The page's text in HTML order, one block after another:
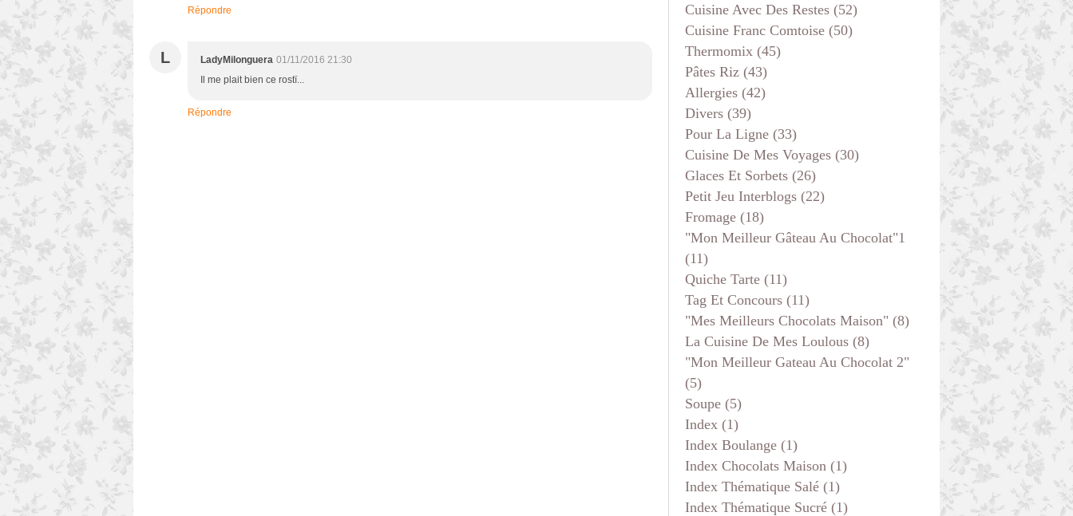
Répondre
L LadyMilonguera 01/11/2016 21:30
Il me plait bien ce rostï...
Répondre
Cuisine Avec Des Restes (52)
Cuisine Franc Comtoise (50)
Thermomix (45)
Pâtes Riz (43)
Allergies (42)
Divers (39)
Pour La Ligne (33)
Cuisine De Mes Voyages (30)
Glaces Et Sorbets (26)
Petit Jeu Interblogs (22)
Fromage (18)
"mon Meilleur Gâteau Au Chocolat"1
(11)
Quiche Tarte (11)
Tag Et Concours (11)
"mes Meilleurs Chocolats Maison" (8)
La Cuisine De Mes Loulous (8)
"mon Meilleur Gateau Au Chocolat 2"
(5)
Soupe (5)
Index (1)
Index Boulange (1)
Index Chocolats Maison (1)
Index Thématique Salé (1)
Index Thématique Sucré (1)